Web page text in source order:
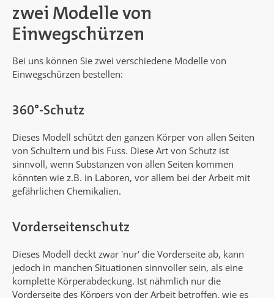
zwei Modelle von
Einwegschürzen
Bei uns können Sie zwei verschiedene Modelle von
Einwegschürzen bestellen:
360°-Schutz
Dieses Modell schützt den ganzen Körper von allen Seiten
von Schultern und bis Fuss. Diese Art von Schutz ist
sinnvoll, wenn Substanzen von allen Seiten kommen
könnten wie z.B. in Laboren, vor allem bei der Arbeit mit
gefährlichen Chemikalien.
Vorderseitenschutz
Dieses Modell deckt zwar 'nur' die Vorderseite ab, kann
jedoch in manchen Situationen sinnvoller sein, als eine
komplette Körperabdeckung. Ist nähmlich nur die
Vorderseite des Körpers von der Arbeit betroffen, wie es